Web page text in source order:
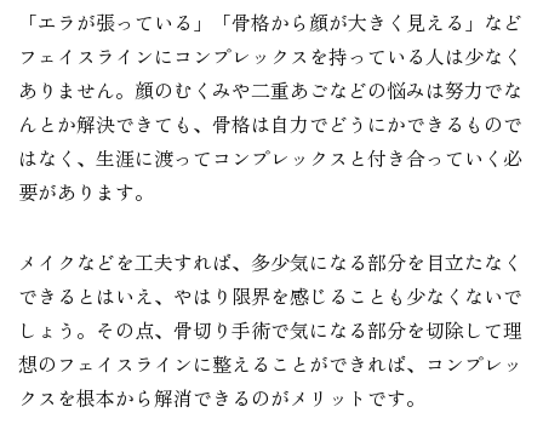
「エラが張っている」「骨格から顔が大きく見える」など
フェイスラインにコンプレックスを持っている人は少なく
ありません。顔のむくみや二重あごなどの悩みは努力でな
んとか解決できても、骨格は自力でどうにかできるもので
はなく、生涯に渡ってコンプレックスと付き合っていく必
要があります。
メイクなどを工夫すれば、多少気になる部分を目立たなく
できるとはいえ、やはり限界を感じることも少なくないで
しょう。その点、骨切り手術で気になる部分を切除して理
想のフェイスラインに整えることができれば、コンプレッ
クスを根本から解消できるのがメリットです。